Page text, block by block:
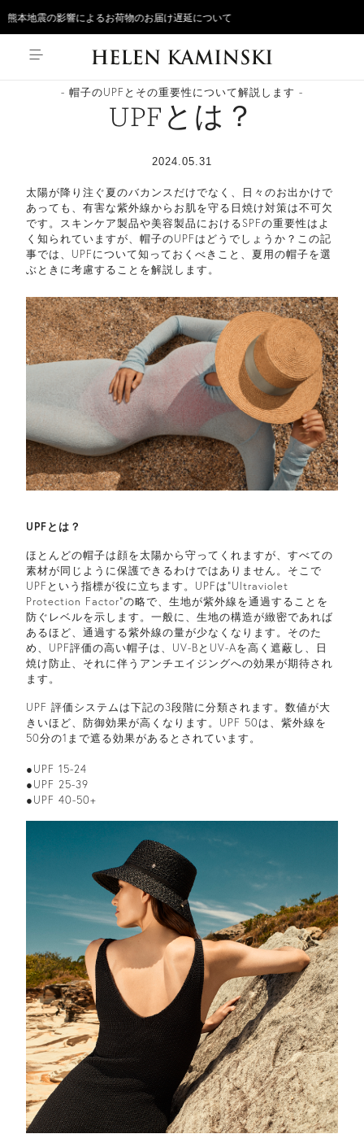
地震の影響によるお荷物のお届け遅延について
- 帽子のUPFとその重要性について解説します -
UPFとは？
2024.05.31
太陽が降り注ぐ夏のバカンスだけでなく、日々のお出かけで
あっても、有害な紫外線からお肌を守る日焼け対策は不可欠
です。スキンケア製品や美容製品におけるSPFの重要性はよ
く知られていますが、帽子のUPFはどうでしょうか？この記
事では、UPFについて知っておくべきこと、夏用の帽子を選
ぶときに考慮することを解説します。
UPFとは？
ほとんどの帽子は顔を太陽から守ってくれますが、すべての
素材が同じように保護できるわけではありません。そこで
UPFという指標が役に立ちます。UPFは”Ultraviolet
Protection Factor”の略で、生地が紫外線を通過することを
防ぐレベルを示します。一般に、生地の構造が緻密であれば
あるほど、通過する紫外線の量が少なくなります。そのた
め、UPF評価の高い帽子は、UV-BとUV-Aを高く遮蔽し、日
焼け防止、それに伴うアンチエイジングへの効果が期待され
ます。
UPF 評価システムは下記の3段階に分類されます。数値が大
きいほど、防御効果が高くなります。UPF 50は、紫外線を
50分の1まで遮る効果があるとされています。
●UPF 15-24
●UPF 25-39
●UPF 40-50+